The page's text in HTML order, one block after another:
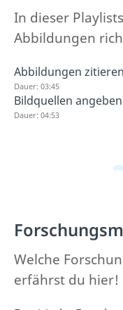
In dieser
Abbildungen
Abbildungen zitieren
Dauer: 03:45
Bildquellen angeben
Dauer: 04:53
Welche
erfährst du hier!